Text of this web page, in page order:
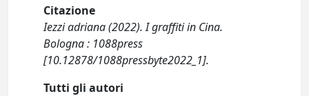
Citazione
Iezzi adriana (2022). I graffiti in Cina.
Bologna : 1088press
[10.12878/1088pressbyte2022_1].
Tutti gli autori